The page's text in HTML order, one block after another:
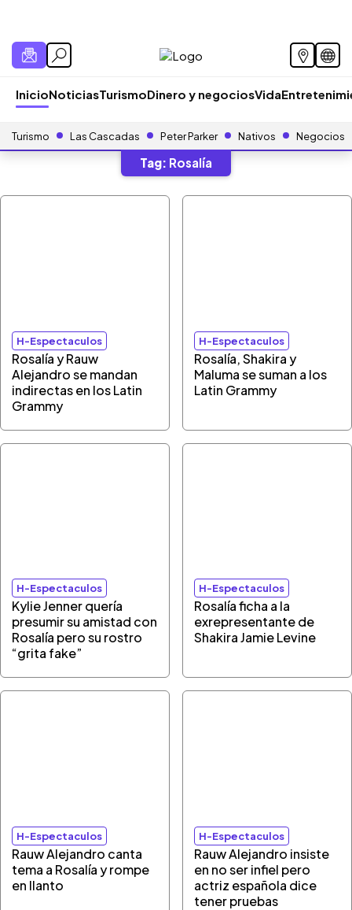
InicioNoticiasTurismoDinero y negociosVida
Turismo Las Cascadas Peter Parker Nativos Negocios
Tag: Rosalía
H-Espectaculos
Rosalía y Rauw
Alejandro se mandan
indirectas en los Latin
Grammy
H-Espectaculos
Rosalía, Shakira y
Maluma se suman a los
Latin Grammy
H-Espectaculos
Kylie Jenner quería
presumir su amistad con
Rosalía pero su rostro
“grita fake”
H-Espectaculos
Rosalía ficha a la
exrepresentante de
Shakira Jamie Levine
H-Espectaculos
Rauw Alejandro canta
tema a Rosalía y rompe
en llanto
H-Espectaculos
Rauw Alejandro insiste
en no ser infiel pero
actriz española dice
tener pruebas